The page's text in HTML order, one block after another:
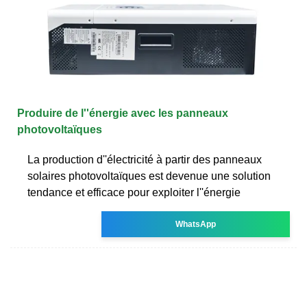
Produire de l''énergie avec les panneaux
photovoltaïques
La production d''électricité à partir des panneaux
solaires photovoltaïques est devenue une solution
tendance et efficace pour exploiter l''énergie
WhatsApp